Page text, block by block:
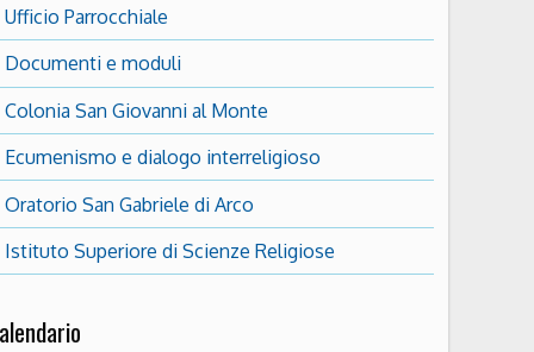
Ufficio Parrocchiale
Documenti e moduli
Colonia San Giovanni al Monte
Ecumenismo e dialogo interreligioso
Oratorio San Gabriele di Arco
Istituto Superiore di Scienze Religiose